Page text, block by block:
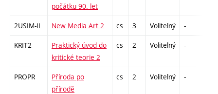
počátku 90. let
2USIM-II New Media Art 2 cs 3 Volitelný -
KRIT2
Praktický úvod do
kritické teorie 2
cs 2 Volitelný -
PROPR
Příroda po
přírodě
cs 2 Volitelný -